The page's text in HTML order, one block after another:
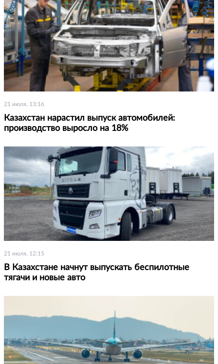
21 июля, 13:16
Казахстан нарастил выпуск автомобилей:
производство выросло на 18%
21 июля, 12:15
В Казахстане начнут выпускать беспилотные
тягачи и новые авто